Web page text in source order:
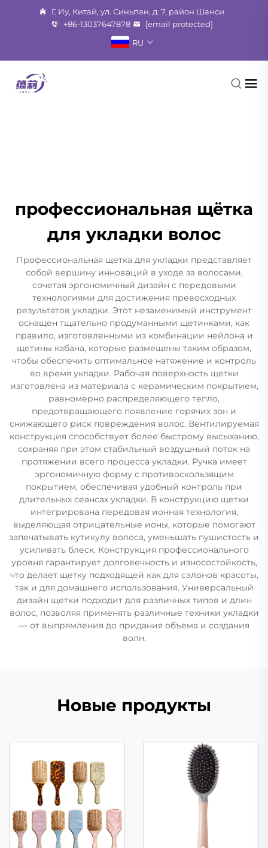
Г. Иу, Китай, ул. Синьпан, д. 7, район Шанси
+86-13037647878
[email protected]
RU
профессиональная щётка
для укладки волос
Профессиональная щетка для укладки представляет
собой вершину инноваций в уходе за волосами,
сочетая эргономичный дизайн с передовыми
технологиями для достижения превосходных
результатов укладки. Этот незаменимый инструмент
оснащен тщательно продуманными щетинками, как
правило, изготовленными из комбинации нейлона и
щетины кабана, которые размещены таким образом,
чтобы обеспечить оптимальное натяжение и контроль
во время укладки. Рабочая поверхность щетки
изготовлена из материала с керамическим покрытием,
равномерно распределяющего тепло,
предотвращающего появление горячих зон и
снижающего риск повреждения волос. Вентилируемая
конструкция способствует более быстрому высыханию,
сохраняя при этом стабильный воздушный поток на
протяжении всего процесса укладки. Ручка имеет
эргономичную форму с противоскользящим
покрытием, обеспечивая удобный контроль при
длительных сеансах укладки. В конструкцию щетки
интегрирована передовая ионная технология,
выделяющая отрицательные ионы, которые помогают
запечатывать кутикулу волоса, уменьшать пушистость и
усиливать блеск. Конструкция профессионального
уровня гарантирует долговечность и износостойкость,
что делает щетку подходящей как для салонов красоты,
так и для домашнего использования. Универсальный
дизайн щетки подходит для различных типов и длин
волос, позволяя применять различные техники укладки
— от выпрямления до придания объема и создания
волн.
Новые продукты